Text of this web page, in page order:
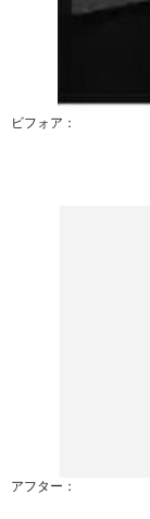
ビフォア：
アフター：